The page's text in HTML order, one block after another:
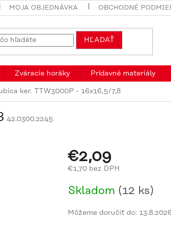
MOJA OBJEDNÁVKA OBCHODNÉ
HĽADAŤ
Zváracie horáky Prídavné materiály
ker. TTW3000P - 16x16,5/7,8
42.0300.2245
€2,09
€1,70 bez DPH
cena:
Skladom (12 ks)
Môžeme doručiť do: 13.8.2026